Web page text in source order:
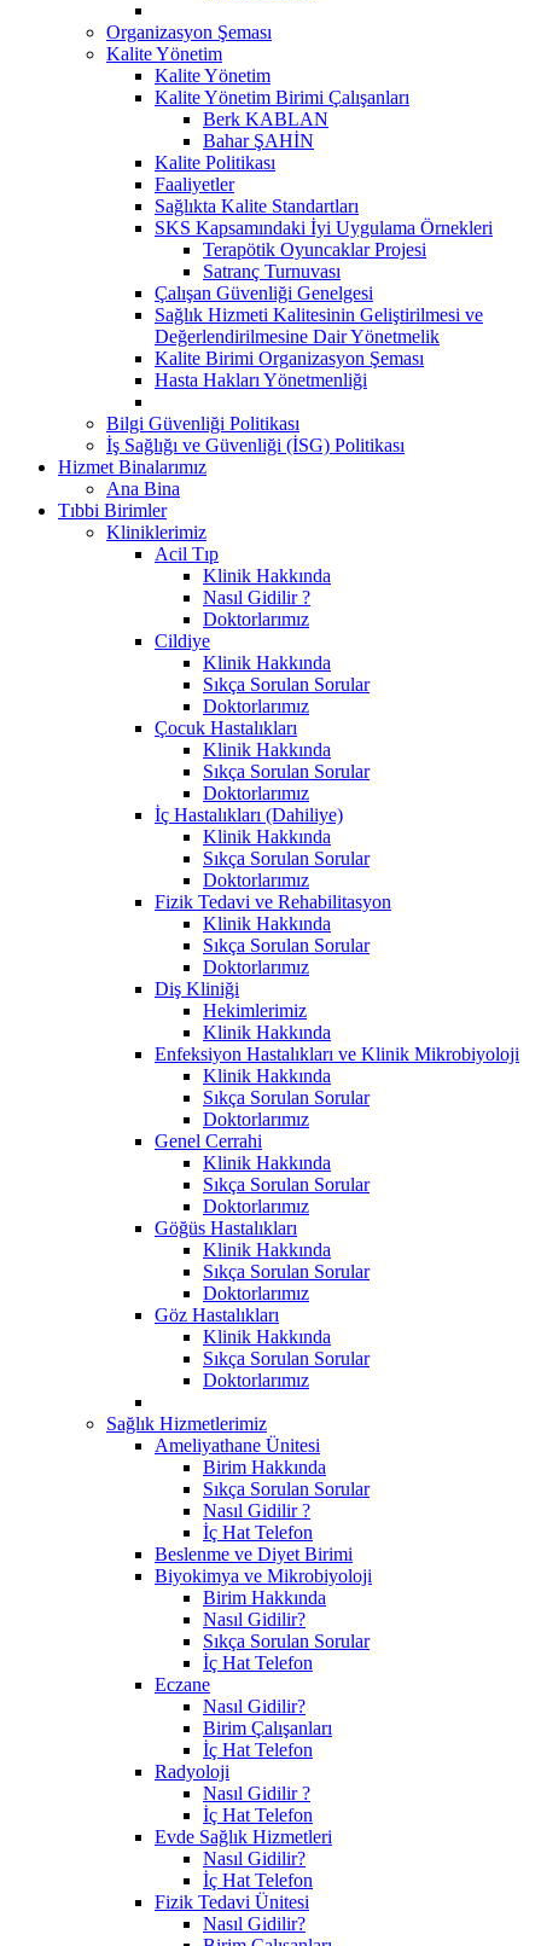
Organizasyon Şeması
Kalite Yönetim
Kalite Yönetim
Kalite Yönetim Birimi Çalışanları
Berk KABLAN
Bahar ŞAHİN
Kalite Politikası
Faaliyetler
Sağlıkta Kalite Standartları
SKS Kapsamındaki İyi Uygulama Örnekleri
Terapötik Oyuncaklar Projesi
Satranç Turnuvası
Çalışan Güvenliği Genelgesi
Sağlık Hizmeti Kalitesinin Geliştirilmesi ve
Değerlendirilmesine Dair Yönetmelik
Kalite Birimi Organizasyon Şeması
Hasta Hakları Yönetmenliği
Bilgi Güvenliği Politikası
İş Sağlığı ve Güvenliği (İSG) Politikası
Hizmet Binalarımız
Ana Bina
Tıbbi Birimler
Kliniklerimiz
Acil Tıp
Klinik Hakkında
Nasıl Gidilir ?
Doktorlarımız
Cildiye
Klinik Hakkında
Sıkça Sorulan Sorular
Doktorlarımız
Çocuk Hastalıkları
Klinik Hakkında
Sıkça Sorulan Sorular
Doktorlarımız
İç Hastalıkları (Dahiliye)
Klinik Hakkında
Sıkça Sorulan Sorular
Doktorlarımız
Fizik Tedavi ve Rehabilitasyon
Klinik Hakkında
Sıkça Sorulan Sorular
Doktorlarımız
Diş Kliniği
Hekimlerimiz
Klinik Hakkında
Enfeksiyon Hastalıkları ve Klinik Mikrobiyoloji
Klinik Hakkında
Sıkça Sorulan Sorular
Doktorlarımız
Genel Cerrahi
Klinik Hakkında
Sıkça Sorulan Sorular
Doktorlarımız
Göğüs Hastalıkları
Klinik Hakkında
Sıkça Sorulan Sorular
Doktorlarımız
Göz Hastalıkları
Klinik Hakkında
Sıkça Sorulan Sorular
Doktorlarımız
Sağlık Hizmetlerimiz
Ameliyathane Ünitesi
Birim Hakkında
Sıkça Sorulan Sorular
Nasıl Gidilir ?
İç Hat Telefon
Beslenme ve Diyet Birimi
Biyokimya ve Mikrobiyoloji
Birim Hakkında
Nasıl Gidilir?
Sıkça Sorulan Sorular
İç Hat Telefon
Eczane
Nasıl Gidilir?
Birim Çalışanları
İç Hat Telefon
Radyoloji
Nasıl Gidilir ?
İç Hat Telefon
Evde Sağlık Hizmetleri
Nasıl Gidilir?
İç Hat Telefon
Fizik Tedavi Ünitesi
Nasıl Gidilir?